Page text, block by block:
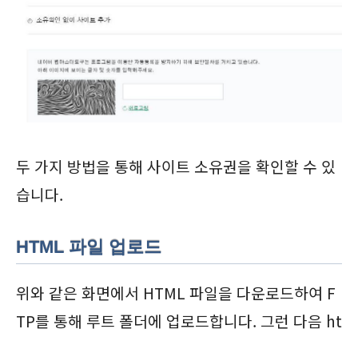
두 가지 방법을 통해 사이트 소유권을 확인할 수 있
습니다.
HTML 파일 업로드
위와 같은 화면에서 HTML 파일을 다운로드하여 F
TP를 통해 루트 폴더에 업로드합니다. 그런 다음 ht